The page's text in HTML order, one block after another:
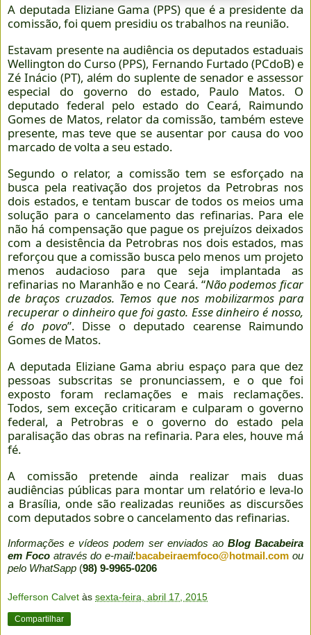
A deputada Eliziane Gama (PPS) que é a presidente da
comissão, foi quem presidiu os trabalhos na reunião.
Estavam presente na audiência os deputados estaduais
Wellington do Curso (PPS), Fernando Furtado (PCdoB) e
Zé Inácio (PT), além do suplente de senador e assessor
especial do governo do estado, Paulo Matos. O
deputado federal pelo estado do Ceará, Raimundo
Gomes de Matos, relator da comissão, também esteve
presente, mas teve que se ausentar por causa do voo
marcado de volta a seu estado.
Segundo o relator, a comissão tem se esforçado na
busca pela reativação dos projetos da Petrobras nos
dois estados, e tentam buscar de todos os meios uma
solução para o cancelamento das refinarias. Para ele
não há compensação que pague os prejuízos deixados
com a desistência da Petrobras nos dois estados, mas
reforçou que a comissão busca pelo menos um projeto
menos audacioso para que seja implantada as
refinarias no Maranhão e no Ceará. “Não podemos ficar
de braços cruzados. Temos que nos mobilizarmos para
recuperar o dinheiro que foi gasto. Esse dinheiro é nosso,
é do povo”. Disse o deputado cearense Raimundo
Gomes de Matos.
A deputada Eliziane Gama abriu espaço para que dez
pessoas subscritas se pronunciassem, e o que foi
exposto foram reclamações e mais reclamações.
Todos, sem exceção criticaram e culparam o governo
federal, a Petrobras e o governo do estado pela
paralisação das obras na refinaria. Para eles, houve má
fé.
A comissão pretende ainda realizar mais duas
audiências públicas para montar um relatório e leva-lo
a Brasília, onde são realizadas reuniões as discursões
com deputados sobre o cancelamento das refinarias.
Informações e vídeos podem ser enviados ao Blog Bacabeira
em Focoatravés do e-mail:bacabeiraemfoco@hotmail.com ou
pelo WhatSapp (98) 9-9965-0206
Jefferson Calvet às sexta-feira, abril 17, 2015
Compartilhar